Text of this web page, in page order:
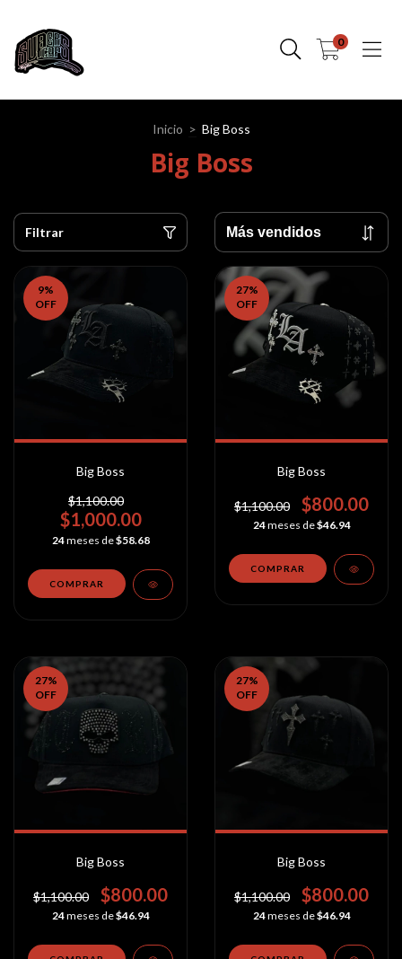
0
Inicio > Big Boss
Big Boss
Filtrar
9%
OFF
Big Boss
$1,100.00
$1,000.00
24meses de$58.68
27%
OFF
Big Boss
$1,100.00 $800.00
24meses de$46.94
27%
OFF
Big Boss
$1,100.00 $800.00
24meses de$46.94
27%
OFF
Big Boss
$1,100.00 $800.00
24meses de$46.94